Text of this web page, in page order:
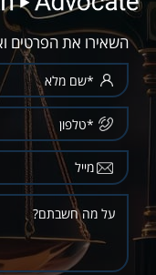
השאירו את הפרטים